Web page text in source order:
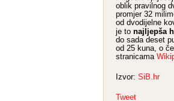
oblik pravilnog
promjer 32
od dvodijelne
je to najljepša
do sada deset
od 25 kuna, o
stranicama
Izvor: SiB.hr
Tweet